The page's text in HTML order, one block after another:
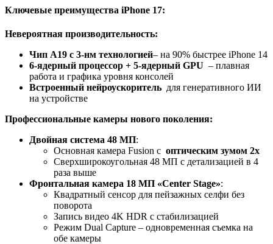
Ключевые преимущества iPhone 17:
Невероятная производительность:
Чип A19 с 3-нм технологией– на 90% быстрее iPhone 14
6-ядерный процессор + 5-ядерный GPU – плавная
работа и графика уровня консолей
Встроенный нейроускоритель для генеративного ИИ
на устройстве
Профессиональные камеры нового поколения:
Двойная система 48 МП:
Основная камера Fusion с оптическим зумом 2x
Сверхширокоугольная 48 МП с детализацией в 4
раза выше
Фронтальная камера 18 МП «Center Stage»:
Квадратный сенсор для пейзажных селфи без
поворота
Запись видео 4K HDR с стабилизацией
Режим Dual Capture – одновременная съемка на
обе камеры